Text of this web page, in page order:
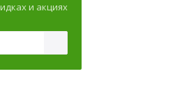
и акциях